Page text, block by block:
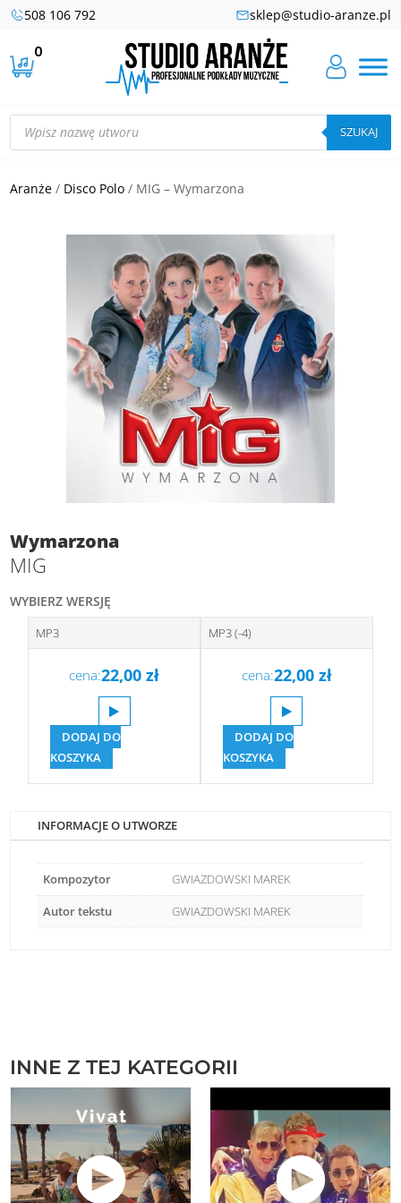
508 106 792 sklep@studio-aranze.pl
0
Wyszukiwarka
produktów SZUKAJ
Aranże / Disco Polo / MIG – Wymarzona
Wymarzona
MIG
WYBIERZ WERSJĘ
MP3
cena:22,00zł
DODAJ DO
KOSZYKA
MP3 (-4)
cena:22,00 zł
DODAJ DO
KOSZYKA
INFORMACJE O UTWORZE
Kompozytor
GWIAZDOWSKI MAREK
Autor tekstu
GWIAZDOWSKI MAREK
INNE Z TEJ KATEGORII